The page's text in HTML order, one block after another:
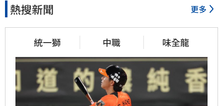
熱搜新聞 更多
統一獅 中職 味全龍